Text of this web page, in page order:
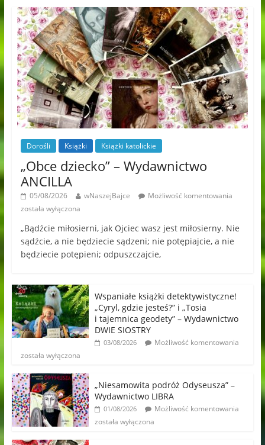
Dorośli Książki Książki katolickie
„Obce dziecko” – Wydawnictwo
ANCILLA
05/08/2026 wNaszejBajce
Możliwość komentowania
została wyłączona
„Bądźcie miłosierni, jak Ojciec wasz jest miłosierny. Nie
sądźcie, a nie będziecie sądzeni; nie potępiajcie, a nie
będziecie potępieni; odpuszczajcie,
Wspaniałe książki detektywistyczne!
„Cyryl, gdzie jesteś?” i „Tosia
i tajemnica geodety” – Wydawnictwo
DWIE SIOSTRY
03/08/2026
Możliwość komentowania
została wyłączona
„Niesamowita podróż Odyseusza” –
Wydawnictwo LIBRA
01/08/2026
Możliwość komentowania
została wyłączona